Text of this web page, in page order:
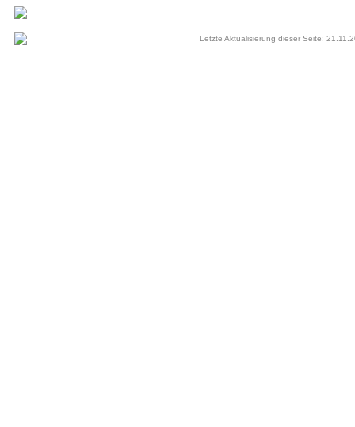
Letzte Aktualisierung dieser Seite: